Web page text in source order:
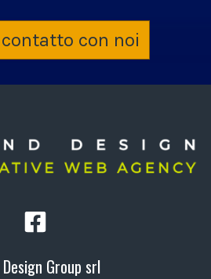
con noi
Group srl